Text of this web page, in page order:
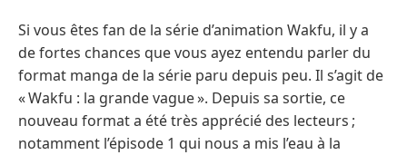
Si vous êtes fan de la série d’animation Wakfu, il y a
de fortes chances que vous ayez entendu parler du
format manga de la série paru depuis peu. Il s’agit de
« Wakfu : la grande vague ». Depuis sa sortie, ce
nouveau format a été très apprécié des lecteurs ;
notamment l’épisode 1 qui nous a mis l’eau à la